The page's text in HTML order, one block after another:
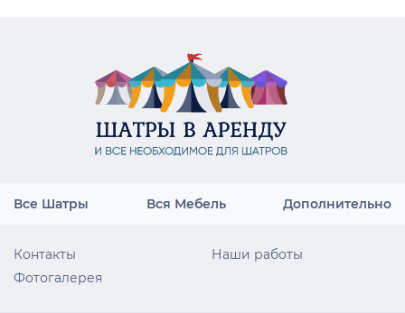
Все Шатры Вся Мебель Дополнительно
Контакты
Наши работы
Фотогалерея